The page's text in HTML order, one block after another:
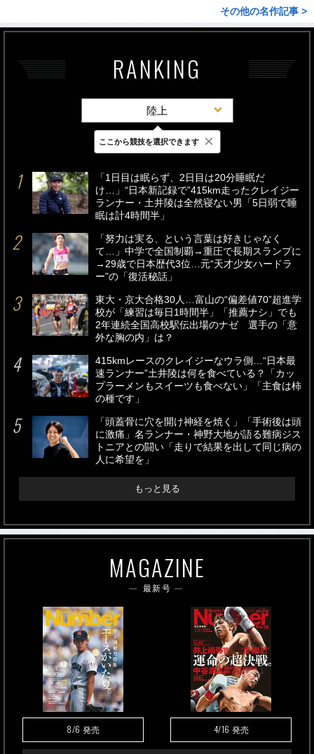
その他の名作記事 >
RANKING
陸上
最新 24時間 週間
「1日目は眠らず、2日目は20分睡眠だ
け…」“日本新記録で”415km走ったクレイジー
ランナー・土井陵は全然寝ない男「5日弱で睡
眠は計4時間半」
「努力は実る、という言葉は好きじゃなく
て…」中学で全国制覇→重圧で長期スランプに
→29歳で日本歴代3位…元“天才少女ハードラ
ー”の「復活秘話」
東大・京大合格30人…富山の“偏差値70”超進学
校が「練習は毎日1時間半」「推薦ナシ」でも
2年連続全国高校駅伝出場のナゼ 選手の「意
外な胸の内」は？
415kmレースのクレイジーなウラ側…“日本最
速ランナー”土井陵は何を食べている？「カッ
プラーメンもスイーツも食べない」「主食は柿
の種です」
「頭蓋骨に穴を開け神経を焼く」「手術後は頭
に激痛」名ランナー・神野大地が語る難病ジス
トニアとの闘い「走りで結果を出して同じ病の
人に希望を」
もっと見る
MAGAZINE
最新号
8/6 発売 4/16 発売
ここから競技を選択できます ×